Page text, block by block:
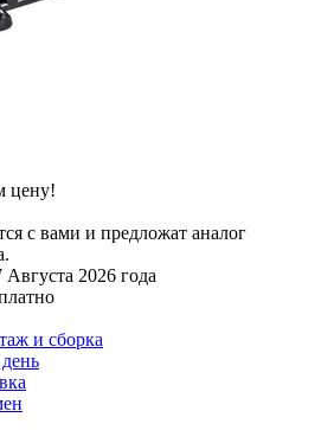
цену!
с вами и предложат аналог
2026 года
и сборка